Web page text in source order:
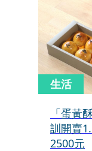
生活
「蛋黃
訓開賣
2500元